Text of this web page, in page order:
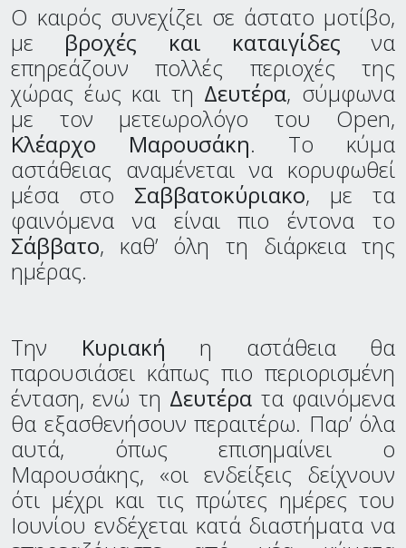
Ο καιρός συνεχίζει σε άστατο μοτίβο,
με βροχές και καταιγίδες να
επηρεάζουν πολλές περιοχές της
χώρας έως και τη Δευτέρα, σύμφωνα
με τον μετεωρολόγο του Open,
Κλέαρχο Μαρουσάκη. Το κύμα
αστάθειας αναμένεται να κορυφωθεί
μέσα στο Σαββατοκύριακο, με τα
φαινόμενα να είναι πιο έντονα το
Σάββατο, καθ’ όλη τη διάρκεια της
ημέρας.
Την Κυριακή η αστάθεια θα
παρουσιάσει κάπως πιο περιορισμένη
ένταση, ενώ τη Δευτέρα τα φαινόμενα
θα εξασθενήσουν περαιτέρω. Παρ’ όλα
αυτά, όπως επισημαίνει ο
Μαρουσάκης, «οι ενδείξεις δείχνουν
ότι μέχρι και τις πρώτες ημέρες του
Ιουνίου ενδέχεται κατά διαστήματα να